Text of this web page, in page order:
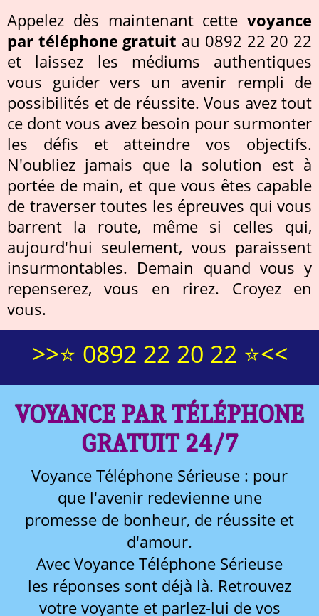
Appelez dès maintenant cette voyance
par téléphone gratuit au 0892 22 20 22
et laissez les médiums authentiques
vous guider vers un avenir rempli de
possibilités et de réussite. Vous avez tout
ce dont vous avez besoin pour surmonter
les défis et atteindre vos objectifs.
N'oubliez jamais que la solution est à
portée de main, et que vous êtes capable
de traverser toutes les épreuves qui vous
barrent la route, même si celles qui,
aujourd'hui seulement, vous paraissent
insurmontables. Demain quand vous y
repenserez, vous en rirez. Croyez en
vous.
>>⭐ 0892 22 20 22 ⭐<<
VOYANCE PAR TÉLÉPHONE
GRATUIT 24/7
Voyance Téléphone Sérieuse : pour
que l'avenir redevienne une
promesse de bonheur, de réussite et
d'amour.
Avec Voyance Téléphone Sérieuse
les réponses sont déjà là. Retrouvez
votre voyante et parlez-lui de vos